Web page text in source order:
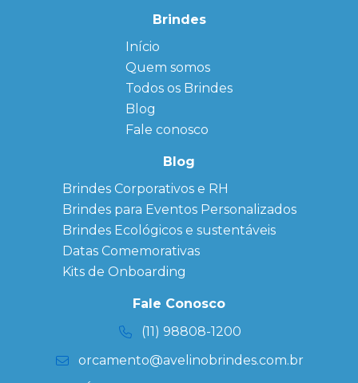
Brindes
Início
Quem somos
← Back
FAQ
Sitemap
Todos os Brindes
← Back
Agendas
Personalizadas
Personalizado
personalizados
Brindes
Corporativos
Copos Térmicos
Personalizados
Datas Especiais
Ecobag
Personalizada
Kits
Blog
Fale conosco
Blog
Brindes Corporativos e RH
Brindes para Eventos Personalizados
Brindes Ecológicos e sustentáveis
Datas Comemorativas
Kits de Onboarding
Fale Conosco
(11) 98808-1200
orcamento@avelinobrindes.com.br